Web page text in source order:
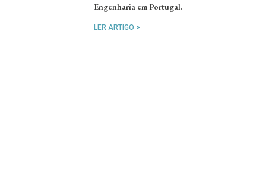
Engenharia em Portugal.
LER ARTIGO >